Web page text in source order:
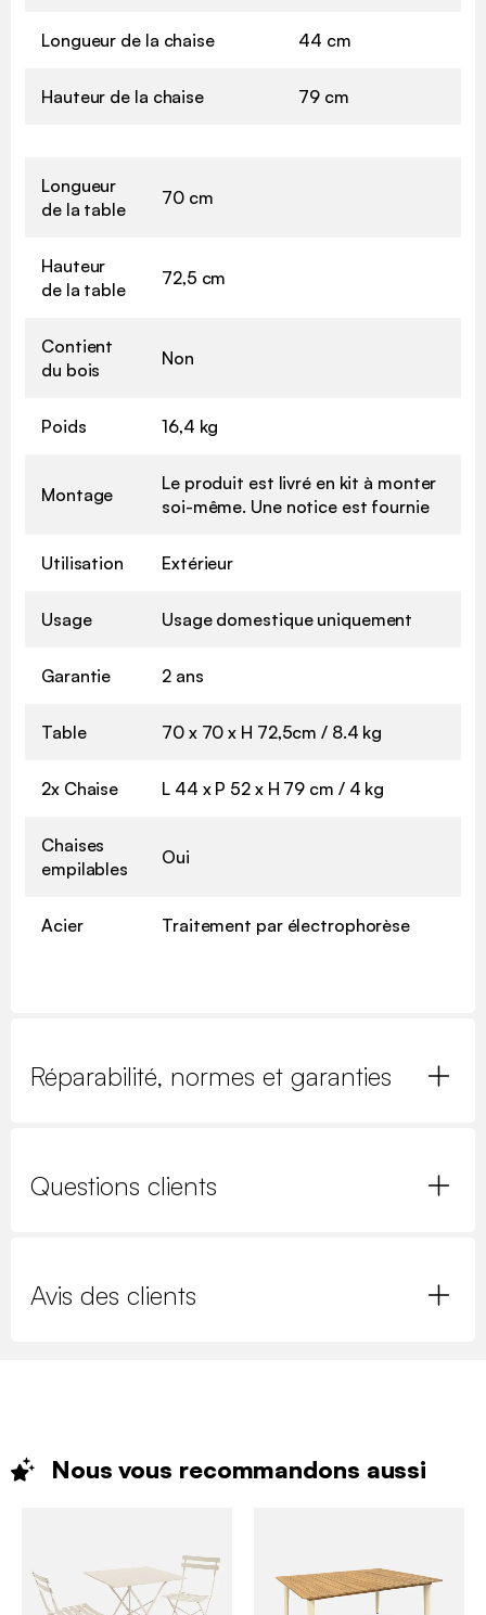
Longueur de la chaise 44 cm
Hauteur de la chaise 79 cm
Longueur
de la table
70 cm
Hauteur
de la table
72,5 cm
Contient
du bois
Non
Poids 16,4 kg
Montage
Le produit est livré en kit à monter
soi-même. Une notice est fournie
Utilisation Extérieur
Usage Usage domestique uniquement
Garantie 2 ans
Table 70 x 70 x H 72,5cm / 8.4 kg
2x Chaise L 44 x P 52 x H 79 cm / 4 kg
Chaises
empilables
Oui
Acier Traitement par électrophorèse
Réparabilité, normes et garanties
Questions clients
Avis des clients
Nous vous recommandons aussi